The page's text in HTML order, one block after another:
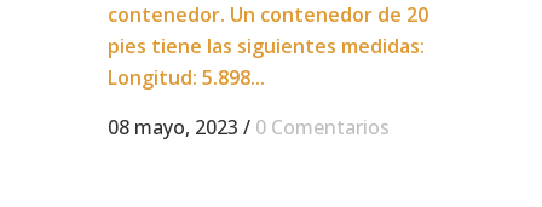
contenedor. Un contenedor de 20
pies tiene las siguientes medidas:
Longitud: 5.898...
08 mayo, 2023 / 0 Comentarios